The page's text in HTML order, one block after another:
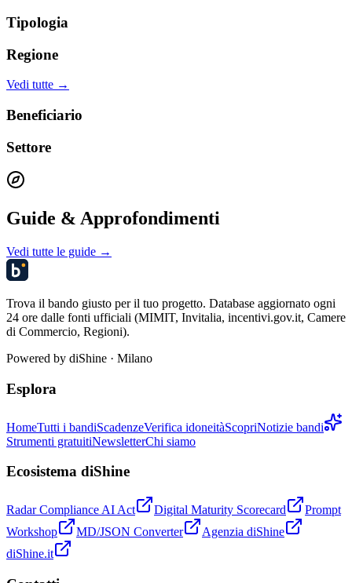
Tipologia
Regione
Vedi tutte →
Beneficiario
Settore
Guide & Approfondimenti
Vedi tutte le guide →
Trova il bando giusto per il tuo progetto. Database aggiornato ogni
24 ore dalle fonti ufficiali (MIMIT, Invitalia, incentivi.gov.it, Camere
di Commercio, Regioni).
Powered by diShine · Milano
Esplora
HomeTutti i bandiScadenzeVerifica idoneitàScopriNotizie bandi
Strumenti gratuitiNewsletterChi siamo
Ecosistema diShine
Radar Compliance AI Act Digital Maturity Scorecard
Prompt
Workshop
MD/JSON Converter
Agenzia diShine
diShine.it